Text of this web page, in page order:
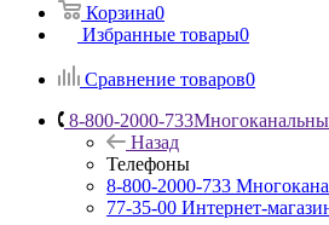
Корзина0
Избранные товары0
Сравнение товаров0
8-800-2000-733
Назад
Телефоны
8-800-2000-733
77-35-00 Интернет-